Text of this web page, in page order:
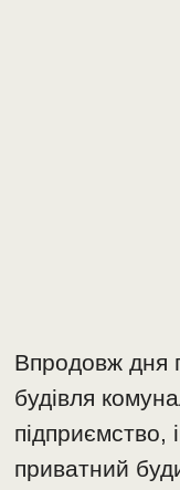
Впродовж дня
будівля
підприємство,
приватний